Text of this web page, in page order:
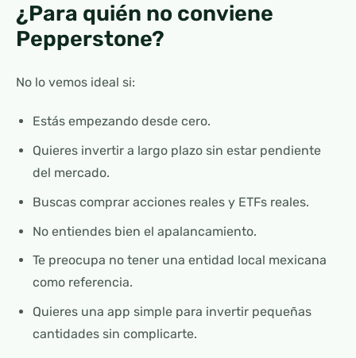
¿Para quién no conviene
Pepperstone?
No lo vemos ideal si:
Estás empezando desde cero.
Quieres invertir a largo plazo sin estar pendiente
del mercado.
Buscas comprar acciones reales y ETFs reales.
No entiendes bien el apalancamiento.
Te preocupa no tener una entidad local mexicana
como referencia.
Quieres una app simple para invertir pequeñas
cantidades sin complicarte.